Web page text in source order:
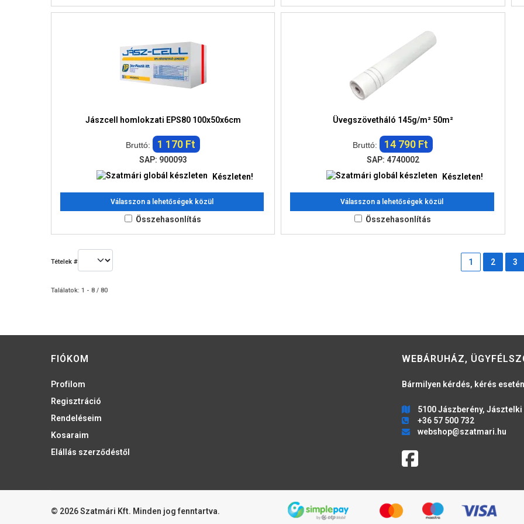
Jászcell homlokzati EPS80 100x50x6cm
Bruttó: 1 170 Ft
SAP: 900093
Készleten!
Válasszon a lehetőségek közül
Összehasonlítás
Üvegszövetháló 145g/m² 50m²
Bruttó: 14 790 Ft
SAP: 4740002
Készleten!
Válasszon a lehetőségek közül
Összehasonlítás
Tételek # 1 2 3
Találatok: 1 - 8 / 80
FIÓKOM
Profilom
Regisztráció
Rendeléseim
Kosaraim
Elállás szerződéstől
WEBÁRUHÁZ,
Bármilyen kérdés, kérés
5100 Jászberény, Jásztelki
+36 57 500 732
webshop@szatmari.hu
© 2026 Szatmári Kft. Minden jog fenntartva.